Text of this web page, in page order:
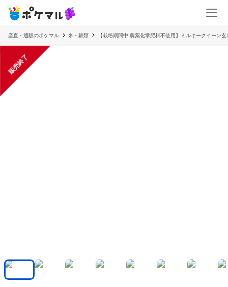
産直・通販のポケマル 米・穀類 【栽培期間中,農薬化学肥料不使用】ミルキークイーン
販売終了